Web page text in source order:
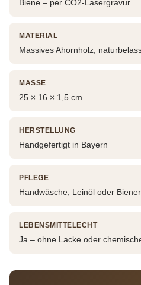
Biene – per CO2-Lasergravur
MATERIAL
Massives Ahornholz,
MASSE
25 × 16 × 1,5 cm
HERSTELLUNG
Handgefertigt in Bayern
PFLEGE
Handwäsche, Leinöl oder
LEBENSMITTELECHT
Ja – ohne Lacke oder